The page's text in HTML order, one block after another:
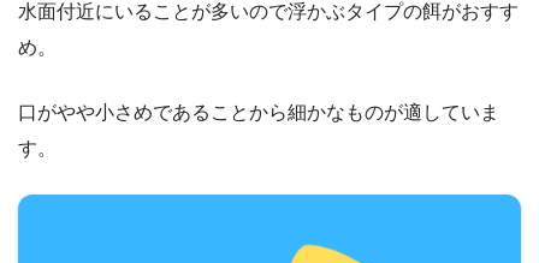
水面付近にいることが多いので浮かぶタイプの餌がおすす
め。
口がやや小さめであることから細かなものが適していま
す。